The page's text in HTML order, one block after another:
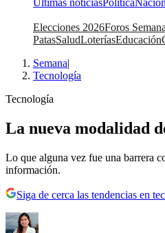
Últimas noticiasPolíticaNación
Elecciones 2026Foros Semana
PatasSaludLoteríasEducación
Semana|
Tecnología
Tecnología
La nueva modalidad
Lo que alguna vez fue una barrera
información.
Siga de cerca las tendencias en